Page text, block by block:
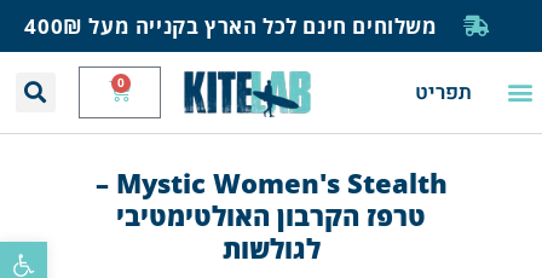
פתח
משלוחים חינם לכל הארץ בקנייה מעל 400₪
תפריט 0
Mystic Women's Stealth –
טרפז הקרבון האולטימטיבי
לגולשות